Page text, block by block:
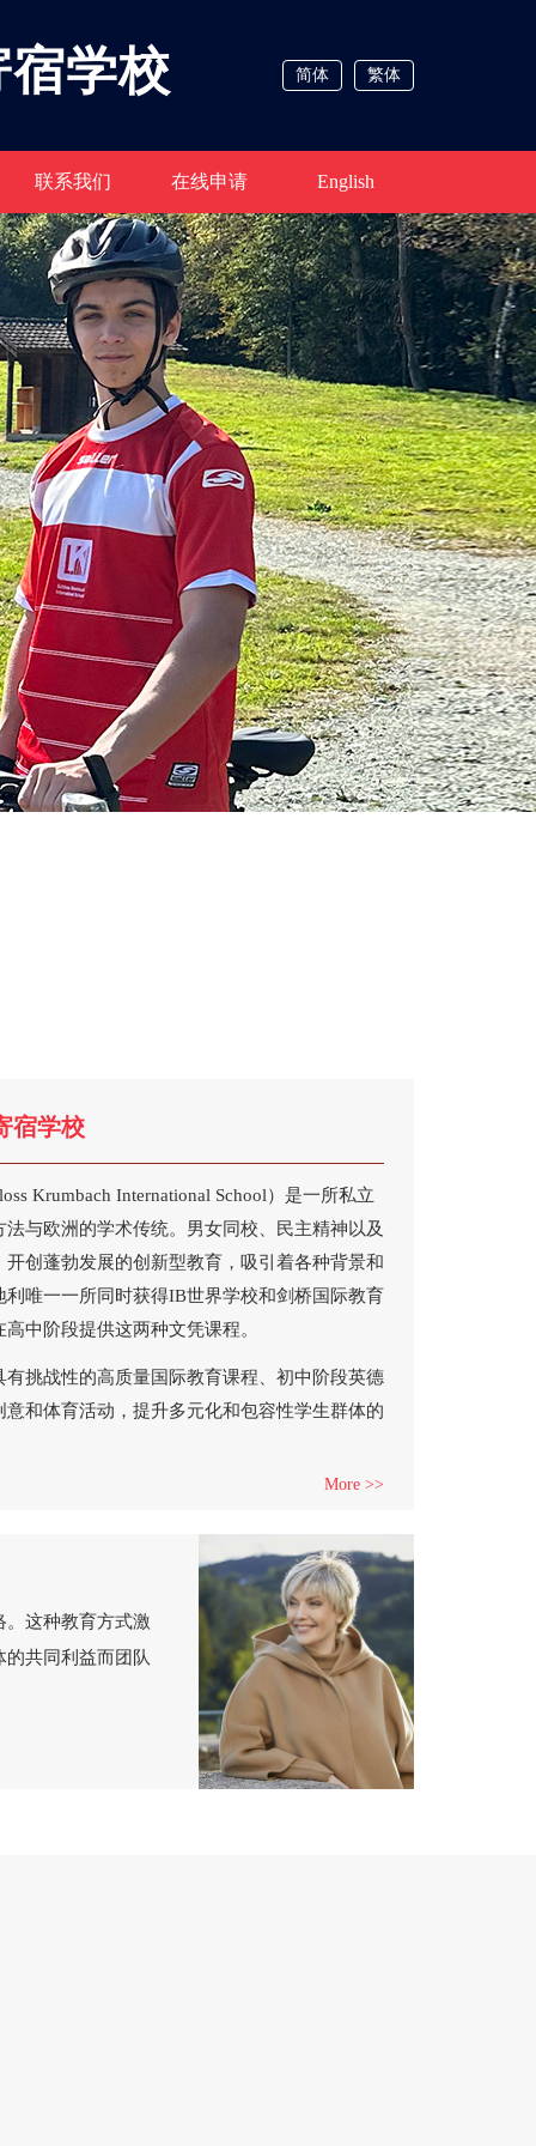
学校 简体 繁体
联系我们 在线申请 English
宿学校
Krumbach International School）是一所私立
与欧洲的学术传统。男女同校、民主精神以及
创蓬勃发展的创新型教育，吸引着各种背景和
唯一一所同时获得IB世界学校和剑桥国际教育
中阶段提供这两种文凭课程。
挑战性的高质量国际教育课程、初中阶段英德
和体育活动，提升多元化和包容性学生群体的
More >>
这种教育方式激
共同利益而团队